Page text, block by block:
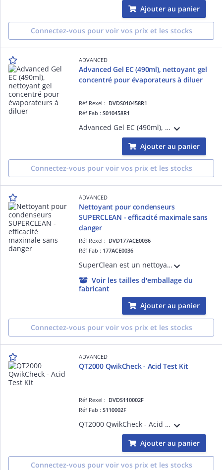
Ajouter au panier
Connectez-vous pour voir vos prix et les stocks
ADVANCED
Advanced Gel EC (490ml), nettoyant gel
concentré pour évaporateurs à diluer
Réf Rexel : DVDS010458R1
Réf Fab :S010458R1
Advanced Gel EC (490ml), nettoyant gel concentré pour évaporateurs à diluer. Un seul sachet permet de faire 8 litres de produit fini.
Ajouter au panier
Connectez-vous pour voir vos prix et les stocks
ADVANCED
Nettoyant pour condenseurs
SUPERCLEAN - efficacité maximale sans
danger
Réf Rexel : DVD177ACE0036
Réf Fab : 177ACE0036
SuperClean est un nettoyant concentré pour condenseurs. Puissant comme un acide, sans danger pour les serpentins. Élimine les particules polluantes et redonne éclat au condenseur. Idéal pour l'entretien CVC.
Voir les tailles d'emballage du
fabricant
Ajouter au panier
Connectez-vous pour voir vos prix et les stocks
ADVANCED
QT2000 QwikCheck - Acid Test Kit
Réf Rexel : DVDS110002F
Réf Fab :S110002F
QT2000 QwikCheck - Acid Test Kit
Ajouter au panier
Connectez-vous pour voir vos prix et les stocks